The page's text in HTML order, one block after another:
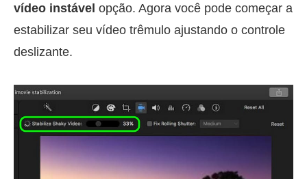
vídeo instável opção. Agora você pode começar a
estabilizar seu vídeo trêmulo ajustando o controle
deslizante.